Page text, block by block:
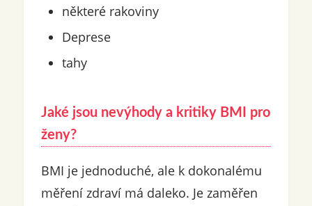
některé rakoviny
Deprese
tahy
Jaké jsou nevýhody a kritiky BMI pro
ženy?
BMI je jednoduché, ale k dokonalému
měření zdraví má daleko. Je zaměřen